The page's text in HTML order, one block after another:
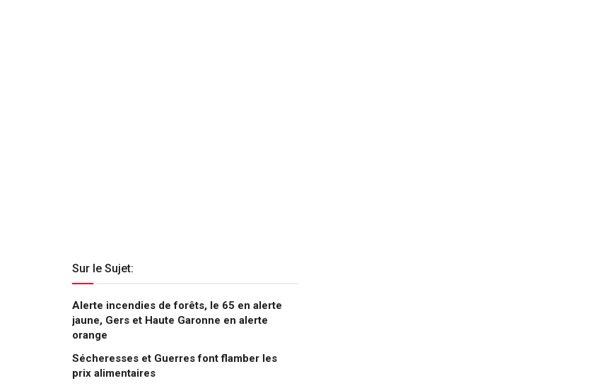
Sur le Sujet:
Alerte incendies de forêts, le 65 en alerte
jaune, Gers et Haute Garonne en alerte
orange
Sécheresses et Guerres font flamber les
prix alimentaires